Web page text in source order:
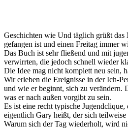
Geschichten wie Und täglich grüßt das
gefangen ist und einen Freitag immer
Das Buch ist sehr fließend und mit
verwirrten, die jedoch schnell wieder
Die Idee mag nicht komplett neu sein,
Wir erleben die Ereignisse in der Ich-
und wie er beginnt, sich zu verändern.
was er nach außen vorgibt zu sein.
Es ist eine recht typische
eigentlich Gary heißt, der sich
Warum sich der Tag wiederholt, wird